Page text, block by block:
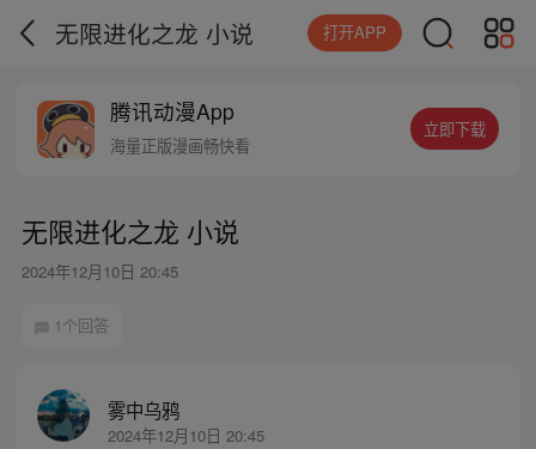
无限进化之龙 小说 打开APP
腾讯动漫App
海量正版漫画畅快看
立即下载
无限进化之龙 小说
2024年12月10日 20:45
1个回答
雾中乌鸦
2024年12月10日 20:45